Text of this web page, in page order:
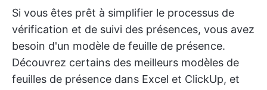
Si vous êtes prêt à simplifier le processus de
vérification et de suivi des présences, vous avez
besoin d'un modèle de feuille de présence.
Découvrez certains des meilleurs modèles de
feuilles de présence dans Excel et ClickUp, et